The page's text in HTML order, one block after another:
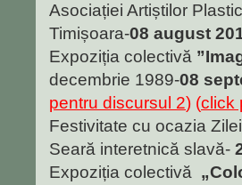
Asociației Artiștilor
Timișoara-08 august
Expoziția colectivă
decembrie 1989-08
pentru discursul 2) (click
Festivitate cu ocazia
Seară interetnică slavă-
Expoziția colectivă